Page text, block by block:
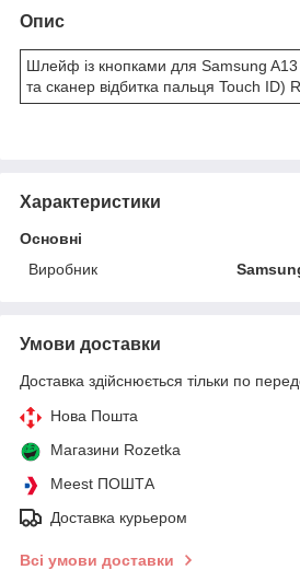
Опис
Шлейф із кнопками для Samsung
та сканер відбитка пальця Touch ID)
Характеристики
Основні
Виробник
Умови доставки
Доставка здійснюється тільки по
Нова Пошта
Магазини Rozetka
Meest ПОШТА
Доставка курьером
Всі умови доставки